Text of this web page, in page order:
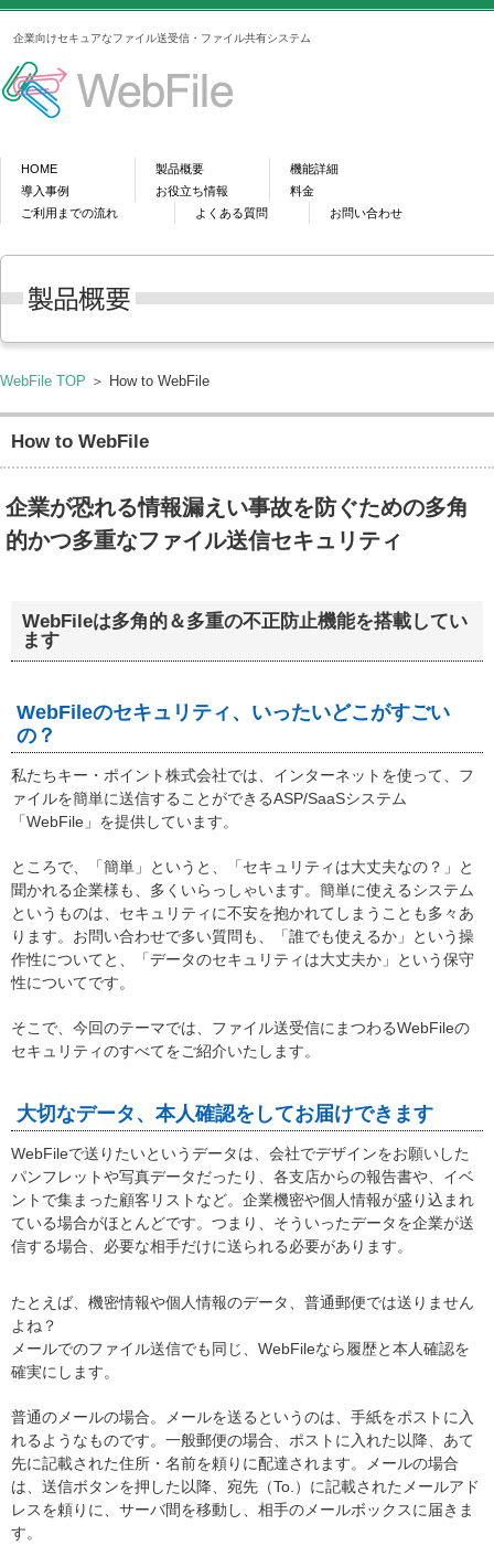
企業向けセキュアなファイル送受信・ファイル共有システム
HOME 製品概要
機能詳細
導入事例
お役立ち情報
料金
ご利用までの流れ
よくある質問 お問い合わせ
WebFile TOP ＞ How to WebFile
How to WebFile
企業が恐れる情報漏えい事故を防ぐための多角
的かつ多重なファイル送信セキュリティ
WebFileは多角的＆多重の不正防止機能を搭載してい
ます
WebFileのセキュリティ、いったいどこがすごい
の？
私たちキー・ポイント株式会社では、インターネットを使って、フ
ァイルを簡単に送信することができるASP/SaaSシステム
「WebFile」を提供しています。
ところで、「簡単」というと、「セキュリティは大丈夫なの？」と
聞かれる企業様も、多くいらっしゃいます。簡単に使えるシステム
というものは、セキュリティに不安を抱かれてしまうことも多々あ
ります。お問い合わせで多い質問も、「誰でも使えるか」という操
作性についてと、「データのセキュリティは大丈夫か」という保守
性についてです。
そこで、今回のテーマでは、ファイル送受信にまつわるWebFileの
セキュリティのすべてをご紹介いたします。
大切なデータ、本人確認をしてお届けできます
WebFileで送りたいというデータは、会社でデザインをお願いした
パンフレットや写真データだったり、各支店からの報告書や、イベ
ントで集まった顧客リストなど。企業機密や個人情報が盛り込まれ
ている場合がほとんどです。つまり、そういったデータを企業が送
信する場合、必要な相手だけに送られる必要があります。
たとえば、機密情報や個人情報のデータ、普通郵便では送りません
よね？
メールでのファイル送信でも同じ、WebFileなら履歴と本人確認を
確実にします。
普通のメールの場合。メールを送るというのは、手紙をポストに入
れるようなものです。一般郵便の場合、ポストに入れた以降、あて
先に記載された住所・名前を頼りに配達されます。メールの場合
は、送信ボタンを押した以降、宛先（To.）に記載されたメールアド
レスを頼りに、サーバ間を移動し、相手のメールボックスに届きま
す。